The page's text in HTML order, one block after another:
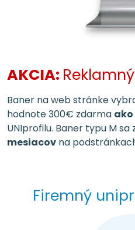
AKCIA:
Baner na web stránke
hodnote 300€ zdarma
UNIprofilu. Baner typu M sa
mesiacov na
Firemný